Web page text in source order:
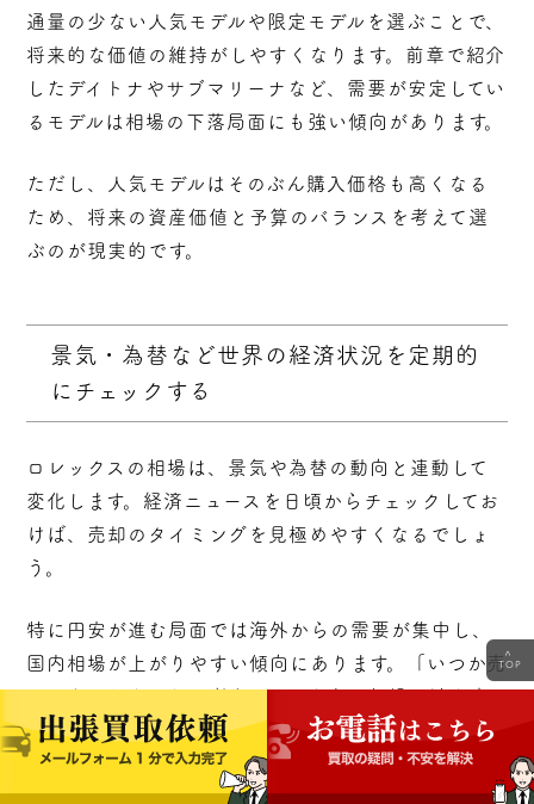
通量の少ない人気モデルや限定モデルを選ぶ ことで、
将来的な価値の維持がしやすくなります。前章で紹介
したデイトナやサブマリーナなど、需要が安定してい
るモデルは相場の下落局面にも強い傾向があります。
ただし、人気モデルはそのぶん購入価格も高くなる
ため、将来の資産価値と予算のバランスを考えて選
ぶのが現実的です。
景気・為替など世界の経済状況を定期的
にチェックする
ロレックスの相場は、景気や為替の動向と連動して
変化します。経済ニュースを日頃からチェックしてお
けば、売却のタイミングを見極めやすくなるでしょ
う。
特に円安が進む局面では海外からの需要が集中し、
国内相場が上がりやすい傾向にあります。「いつか売
識しておいて損はありません。
<
TOP